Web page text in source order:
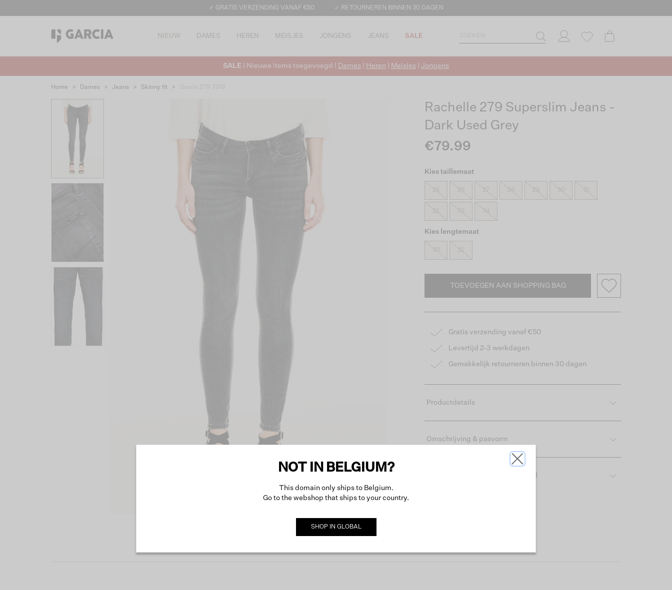
✓ GRATIS VERZENDING VANAF €50 ✓ RETOURNEREN BINNEN 30 DAGEN
NIEUW DAMES HEREN MEISJES JONGENS JEANS SALE
SALE | Nieuwe items toegevoegd | Dames Heren Meisjes Jongens
Home > Dames > Jeans > Skinny fit >
Rachelle 279 Superslim Jeans -
Dark Used Grey
€79.99
Kies taillemaat
25 26 27 28 29 30 31
32 33 34
Kies lengtemaat
30 32
TOEVOEGEN AAN SHOPPING BAG
Gratis verzending vanaf €50
Levertijd 2-3 werkdagen
Gemakkelijk retourneren binnen 30 dagen
Productdetails
Omschrijving & pasvorm
NOT IN BELGIUM?
This domain only ships to Belgium.
Go to the webshop that ships to your country.
SHOP IN GLOBAL